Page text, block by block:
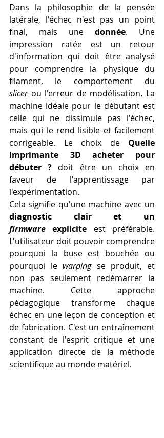
Dans la philosophie de la pensée
latérale, l'échec n'est pas un point
final, mais une donnée. Une
impression ratée est un retour
d'information qui doit être analysé
pour comprendre la physique du
slicer ou l'erreur de modélisation. La
machine idéale pour le débutant est
celle qui ne dissimule pas l'échec,
mais qui le rend lisible et facilement
corrigeable. Le choix de Quelle
imprimante 3D acheter pour
débuter ? doit être un choix en
faveur de l'apprentissage par
l'expérimentation.
firmware explicite est préférable.
L'utilisateur doit pouvoir comprendre
pourquoi la buse est bouchée ou
pourquoi le warping se produit, et
non pas seulement redémarrer la
machine. Cette approche
pédagogique transforme chaque
échec en une leçon de conception et
de fabrication. C'est un entraînement
constant de l'esprit critique et une
application directe de la méthode
scientifique au monde matériel.